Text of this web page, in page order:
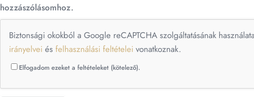
hozzászólásomhoz.
Biztonsági okokból a Google reCAPTCHA szolgáltatásának
irányelvei és felhasználási feltételei vonatkoznak.
Elfogadom ezeket a feltételeket (kötelező).